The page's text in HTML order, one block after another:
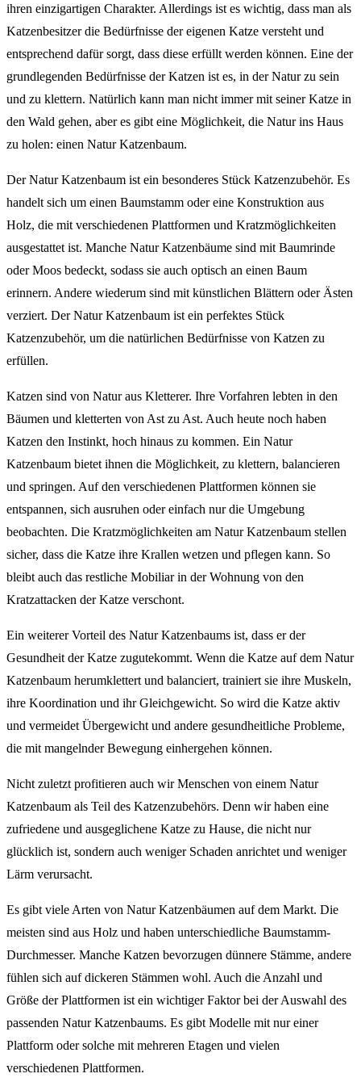
ihren einzigartigen Charakter. Allerdings ist es wichtig, dass man als
Katzenbesitzer die Bedürfnisse der eigenen Katze versteht und
entsprechend dafür sorgt, dass diese erfüllt werden können. Eine der
grundlegenden Bedürfnisse der Katzen ist es, in der Natur zu sein
und zu klettern. Natürlich kann man nicht immer mit seiner Katze in
den Wald gehen, aber es gibt eine Möglichkeit, die Natur ins Haus
zu holen: einen Natur Katzenbaum.
Der Natur Katzenbaum ist ein besonderes Stück Katzenzubehör. Es
handelt sich um einen Baumstamm oder eine Konstruktion aus
Holz, die mit verschiedenen Plattformen und Kratzmöglichkeiten
ausgestattet ist. Manche Natur Katzenbäume sind mit Baumrinde
oder Moos bedeckt, sodass sie auch optisch an einen Baum
erinnern. Andere wiederum sind mit künstlichen Blättern oder Ästen
verziert. Der Natur Katzenbaum ist ein perfektes Stück
Katzenzubehör, um die natürlichen Bedürfnisse von Katzen zu
erfüllen.
Katzen sind von Natur aus Kletterer. Ihre Vorfahren lebten in den
Bäumen und kletterten von Ast zu Ast. Auch heute noch haben
Katzen den Instinkt, hoch hinaus zu kommen. Ein Natur
Katzenbaum bietet ihnen die Möglichkeit, zu klettern, balancieren
und springen. Auf den verschiedenen Plattformen können sie
entspannen, sich ausruhen oder einfach nur die Umgebung
beobachten. Die Kratzmöglichkeiten am Natur Katzenbaum stellen
sicher, dass die Katze ihre Krallen wetzen und pflegen kann. So
bleibt auch das restliche Mobiliar in der Wohnung von den
Kratzattacken der Katze verschont.
Ein weiterer Vorteil des Natur Katzenbaums ist, dass er der
Gesundheit der Katze zugutekommt. Wenn die Katze auf dem Natur
Katzenbaum herumklettert und balanciert, trainiert sie ihre Muskeln,
ihre Koordination und ihr Gleichgewicht. So wird die Katze aktiv
und vermeidet Übergewicht und andere gesundheitliche Probleme,
die mit mangelnder Bewegung einhergehen können.
Nicht zuletzt profitieren auch wir Menschen von einem Natur
Katzenbaum als Teil des Katzenzubehörs. Denn wir haben eine
zufriedene und ausgeglichene Katze zu Hause, die nicht nur
glücklich ist, sondern auch weniger Schaden anrichtet und weniger
Lärm verursacht.
Es gibt viele Arten von Natur Katzenbäumen auf dem Markt. Die
meisten sind aus Holz und haben unterschiedliche Baumstamm-
Durchmesser. Manche Katzen bevorzugen dünnere Stämme, andere
fühlen sich auf dickeren Stämmen wohl. Auch die Anzahl und
Größe der Plattformen ist ein wichtiger Faktor bei der Auswahl des
passenden Natur Katzenbaums. Es gibt Modelle mit nur einer
Plattform oder solche mit mehreren Etagen und vielen
verschiedenen Plattformen.